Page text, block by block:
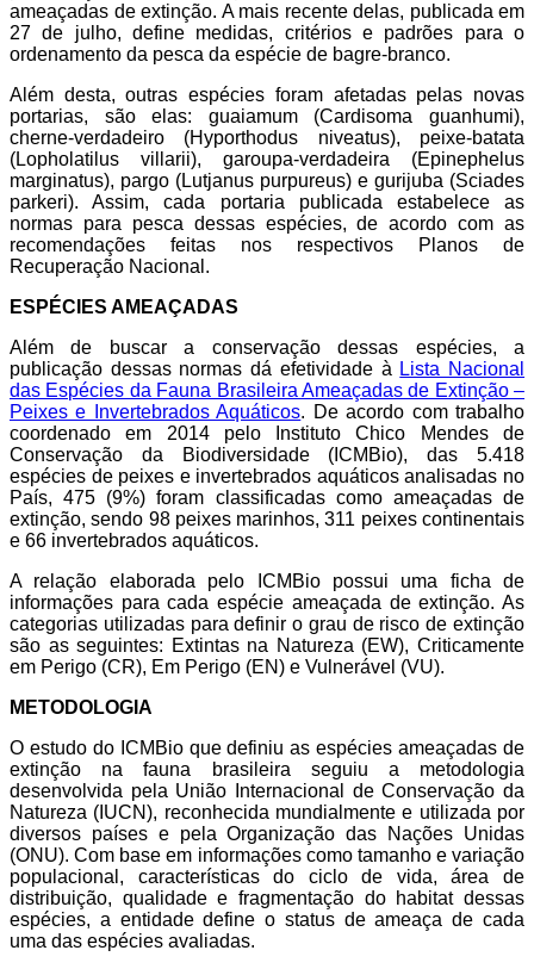
ameaçadas de extinção. A mais recente delas, publicada em
27 de julho, define medidas, critérios e padrões para o
ordenamento da pesca da espécie de bagre-branco.
Além desta, outras espécies foram afetadas pelas novas
portarias, são elas: guaiamum (Cardisoma guanhumi),
cherne-verdadeiro (Hyporthodus niveatus), peixe-batata
(Lopholatilus villarii), garoupa-verdadeira (Epinephelus
marginatus), pargo (Lutjanus purpureus) e gurijuba (Sciades
parkeri). Assim, cada portaria publicada estabelece as
normas para pesca dessas espécies, de acordo com as
recomendações feitas nos respectivos Planos de
Recuperação Nacional.
ESPÉCIES AMEAÇADAS
Além de buscar a conservação dessas espécies, a
publicação dessas normas dá efetividade à Lista Nacional
das Espécies da Fauna Brasileira Ameaçadas de Extinção –
Peixes e Invertebrados Aquáticos. De acordo com trabalho
coordenado em 2014 pelo Instituto Chico Mendes de
Conservação da Biodiversidade (ICMBio), das 5.418
espécies de peixes e invertebrados aquáticos analisadas no
País, 475 (9%) foram classificadas como ameaçadas de
extinção, sendo 98 peixes marinhos, 311 peixes continentais
e 66 invertebrados aquáticos.
A relação elaborada pelo ICMBio possui uma ficha de
informações para cada espécie ameaçada de extinção. As
categorias utilizadas para definir o grau de risco de extinção
são as seguintes: Extintas na Natureza (EW), Criticamente
em Perigo (CR), Em Perigo (EN) e Vulnerável (VU).
METODOLOGIA
O estudo do ICMBio que definiu as espécies ameaçadas de
extinção na fauna brasileira seguiu a metodologia
desenvolvida pela União Internacional de Conservação da
Natureza (IUCN), reconhecida mundialmente e utilizada por
diversos países e pela Organização das Nações Unidas
(ONU). Com base em informações como tamanho e variação
populacional, características do ciclo de vida, área de
distribuição, qualidade e fragmentação do habitat dessas
espécies, a entidade define o status de ameaça de cada
uma das espécies avaliadas.